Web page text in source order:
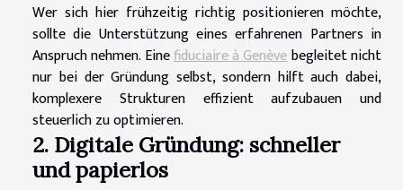
Wer sich hier frühzeitig richtig positionieren möchte,
sollte die Unterstützung eines erfahrenen Partners in
Anspruch nehmen. Einefiduciaire à Genèvebegleitet nicht
nur bei der Gründung selbst, sondern hilft auch dabei,
komplexere Strukturen effizient aufzubauen und
steuerlich zu optimieren.
2. Digitale Gründung: schneller
und papierlos